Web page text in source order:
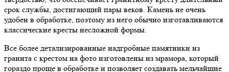
срок службы, достигающий пары веков. Камень не очень
удобен в обработке, поэтому из него обычно изготавливаются
классические кресты несложной формы.
Все более детализированные надгробные памятники из
гранита с крестом на фото изготовлены из мрамора, который
гораздо проще в обработке и позволяет создавать мельчайшие